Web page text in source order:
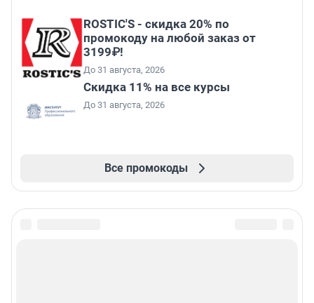
ROSTIC'S - скидка 20% по
промокоду на любой заказ от
3199₽!
До 31 августа, 2026
Скидка 11% на все курсы
До 31 августа, 2026
Все промокоды